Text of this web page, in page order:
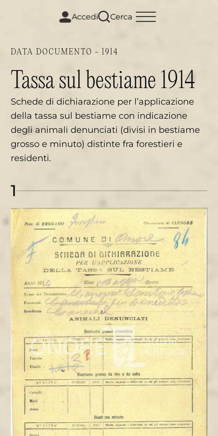
Accedi Cerca
DATA DOCUMENTO - 1914
Tassa sul bestiame 1914
Schede di dichiarazione per l’applicazione
della tassa sul bestiame con indicazione
degli animali denunciati (divisi in bestiame
grosso e minuto) distinte fra forestieri e
residenti.
1